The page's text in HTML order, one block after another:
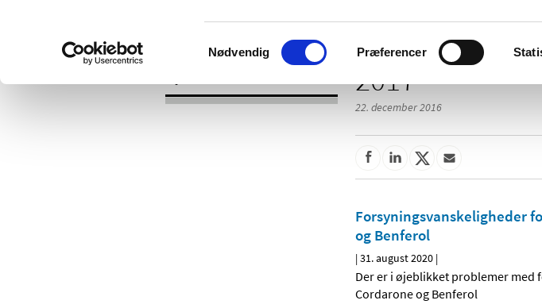
Samtykkevalg
Nødvendig Præferencer
2017
22. december 2016
Forsyningsvanskeligheder
og Benferol
|31. august 2020 |
Der er i øjeblikket problemer med
Cordarone og Benferol